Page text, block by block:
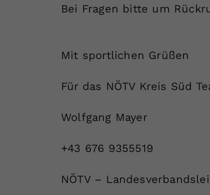
Bei Fragen bitte um
Mit sportlichen Grüßen
Für das NÖTV Kreis Süd
Wolfgang Mayer
+43 676 9355519
NÖTV –